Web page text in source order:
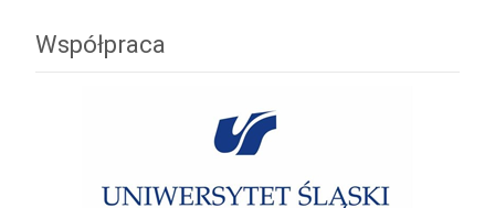
Współpraca